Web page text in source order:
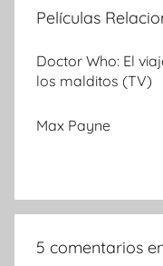
Películas
Doctor Who: El
los malditos (TV)
Max Payne
5 comentarios